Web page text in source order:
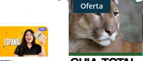
Oferta
Producto
rebajado